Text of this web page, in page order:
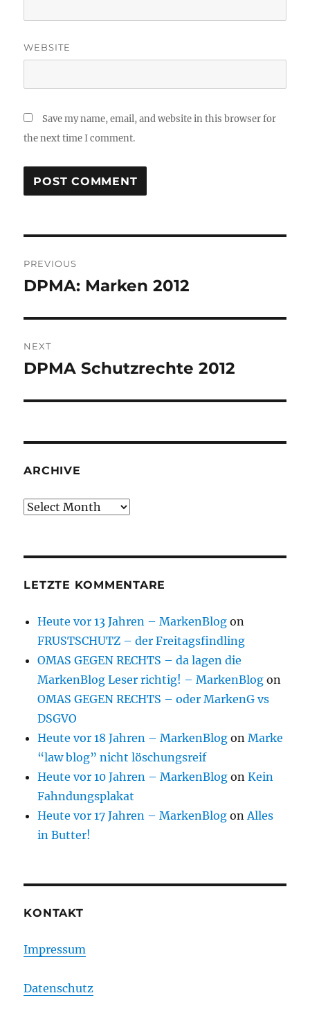
WEBSITE
Save my name, email, and website in this browser for
the next time I comment.
navigation
PREVIOUS
Previous
DPMA: Marken 2012
NEXT
Next
DPMA Schutzrechte 2012
ARCHIVE
Archive
LETZTE KOMMENTARE
Heute vor 13 Jahren – MarkenBlog on
FRUSTSCHUTZ – der Freitagsfindling
OMAS GEGEN RECHTS – da lagen die
MarkenBlog Leser richtig! – MarkenBlog on
OMAS GEGEN RECHTS – oder MarkenG vs
DSGVO
Heute vor 18 Jahren – MarkenBlog onMarke
“law blog” nicht löschungsreif
Heute vor 10 Jahren – MarkenBlog onKein
Fahndungsplakat
Heute vor 17 Jahren – MarkenBlog onAlles
in Butter!
KONTAKT
Impressum
Datenschutz